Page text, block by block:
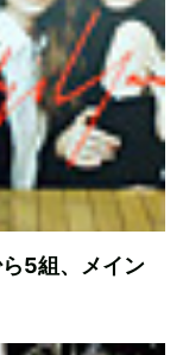
ら5組、メイン